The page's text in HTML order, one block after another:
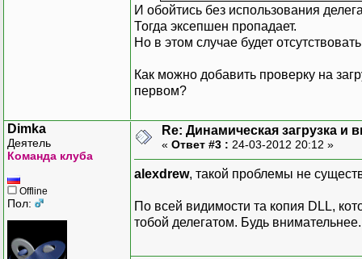
И обойтись без использования
Тогда эксепшен пропадает.
Но в этом случае будет
Как можно добавить проверку на
первом?
Dimka
Деятель
Команда клуба
Offline
Пол:
Re: Динамическая загрузка и
« Ответ #3 : 24-03-2012 20:12 »
alexdrew, такой проблемы не
По всей видимости та копия DLL,
тобой делегатом. Будь внимательнее.